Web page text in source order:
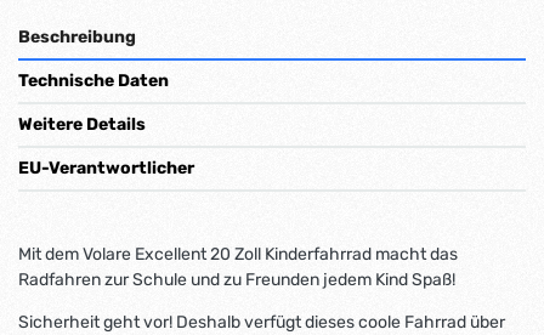
Beschreibung
Technische Daten
Weitere Details
EU-Verantwortlicher
Mit dem Volare Excellent 20 Zoll Kinderfahrrad macht das
Radfahren zur Schule und zu Freunden jedem Kind Spaß!
Sicherheit geht vor! Deshalb verfügt dieses coole Fahrrad über